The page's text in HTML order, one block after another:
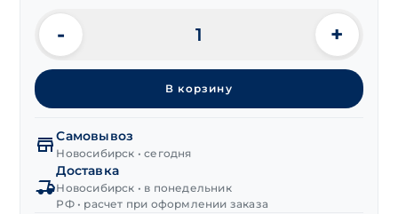
Количество
товара
Анкер
UTA
- +
В корзину
Самовывоз
Новосибирск • сегодня
Доставка
Новосибирск • в понедельник
РФ • расчет при оформлении заказа